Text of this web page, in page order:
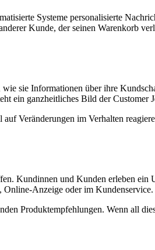
Systeme personalisierte
Kunde, der seinen Warenkorb
sie Informationen über ihre
ein ganzheitliches Bild der Customer
Veränderungen im Verhalten
Kundinnen und Kunden erleben ein
Anzeige oder im Kundenservice.
Produktempfehlungen. Wenn all